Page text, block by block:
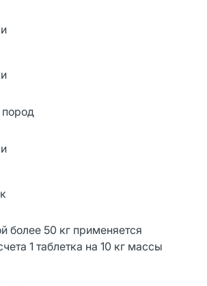
более 50 кг применяется
1 таблетка на 10 кг массы